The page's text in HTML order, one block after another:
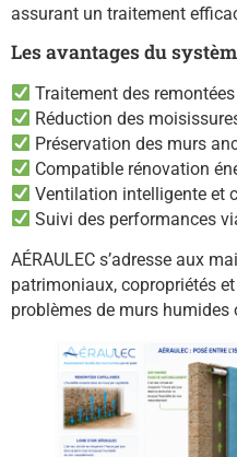
assurant un traitement
Les avantages du
Traitement des
Réduction des
Préservation des murs
Compatible rénovation
Ventilation intelligente et
Suivi des performances
AÉRAULEC s’adresse aux
patrimoniaux, copropriétés
problèmes de murs humides